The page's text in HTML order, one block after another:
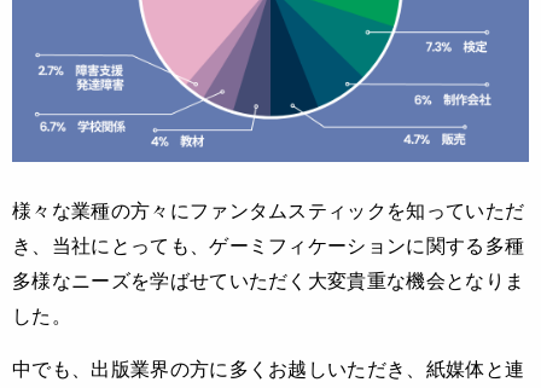
様々な業種の方々にファンタムスティックを知っていただ
き、当社にとっても、ゲーミフィケーションに関する多種
多様なニーズを学ばせていただく大変貴重な機会となりま
した。
中でも、出版業界の方に多くお越しいただき、紙媒体と連